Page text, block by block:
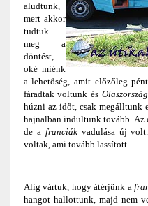
aludtunk,
mert akkor
tudtuk
meg a
döntést,
oké miénk
a lehetőség, amit előzőleg
fáradtak voltunk és
húzni az időt, csak megálltunk
hajnalban indultunk tovább. Az
de afranciákvadulása új volt.
voltak, ami tovább lassított.
Alig vártuk, hogy átérjünk a
hangot hallottunk, majd nem